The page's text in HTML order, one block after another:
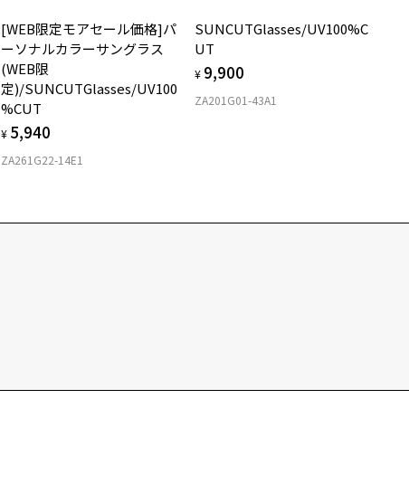
[WEB限定モアセール価格]パ
ーソナルカラーサングラス
(WEB限
定)/SUNCUTGlasses/UV100
%CUT
¥ 5,940
ZA261G22-14E1
SUNCUTGlasses/UV100%C
UT
¥ 9,900
ZA201G01-43A1